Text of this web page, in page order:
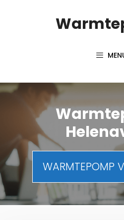
WARMTEPOMP